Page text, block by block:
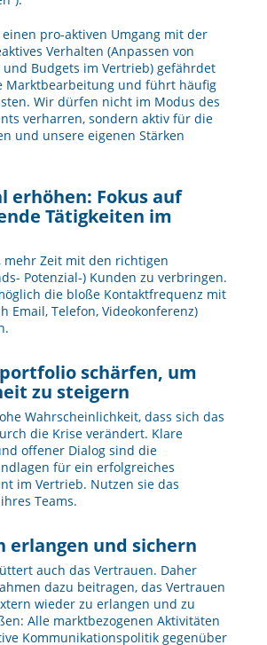
pro-aktiven Umgang mit der
Verhalten (Anpassen von
Budgets im Vertrieb) gefährdet
Marktbearbeitung und führt häufig
Wir dürfen nicht im Modus des
verharren, sondern aktiv für die
und unsere eigenen Stärken
erhöhen: Fokus auf
Tätigkeiten im
mehr Zeit mit den richtigen
Potenzial-) Kunden zu verbringen.
die bloße Kontaktfrequenz mit
Email, Telefon, Videokonferenz)
schärfen, um
zu steigern
Wahrscheinlichkeit, dass sich das
die Krise verändert. Klare
offener Dialog sind die
für ein erfolgreiches
im Vertrieb. Nutzen sie das
Teams.
erlangen und sichern
auch das Vertrauen. Daher
dazu beitragen, das Vertrauen
wieder zu erlangen und zu
Alle marktbezogenen Aktivitäten
Kommunikationspolitik gegenüber